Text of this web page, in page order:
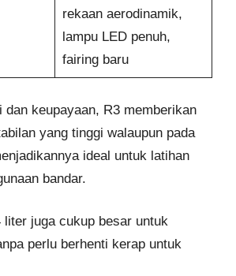
rekaan aerodinamik,
lampu LED penuh,
fairing baru
dan keupayaan, R3 memberikan
yang tinggi walaupun pada
ideal untuk latihan
bandar.
liter juga cukup besar untuk
perlu berhenti kerap untuk